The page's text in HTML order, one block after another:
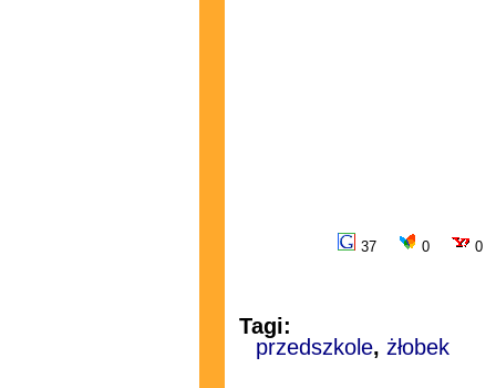
37 0 0
Tagi:
przedszkole, żłobek